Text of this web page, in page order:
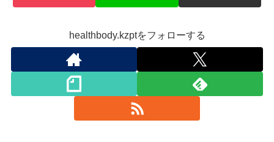
healthbody.kzptをフォローする